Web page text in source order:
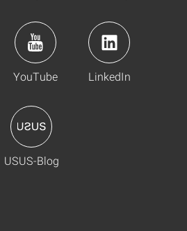
YouTube LinkedIn
USUS-Blog